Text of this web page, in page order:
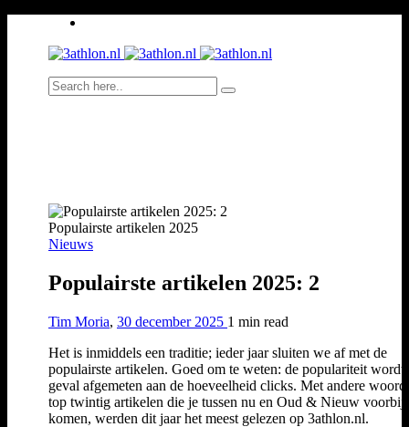
Populairste artikelen 2025
Nieuws
Populairste artikelen 2025: 2
Tim Moria, 30 december 2025 1 min read
Het is inmiddels een traditie; ieder jaar sluiten we af met de
populairste artikelen. Goed om te weten: de populariteit wordt
geval afgemeten aan de hoeveelheid clicks. Met andere
top twintig artikelen die je tussen nu en Oud & Nieuw voorbij
komen, werden dit jaar het meest gelezen op 3athlon.nl.